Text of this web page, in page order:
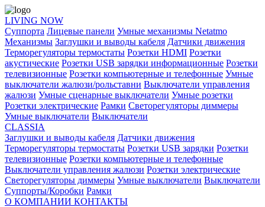
LIVING NOW
Суппорта Лицевые панели Умные механизмы Netatmo
Механизмы Заглушки и выводы кабеля Датчики движения
Терморегуляторы термостаты Розетки HDMI Розетки
акустические Розетки USB зарядки информационные Розетки
телевизионные Розетки компьютерные и телефонные Умные
выключатели жалюзи/рольставни Выключатели управления
жалюзи Умные сценарные выключатели Умные розетки
Розетки электрические Рамки Светорегуляторы диммеры
Умные выключатели Выключатели
CLASSIA
Заглушки и выводы кабеля Датчики движения
Терморегуляторы термостаты Розетки USB зарядки Розетки
телевизионные Розетки компьютерные и телефонные
Выключатели управления жалюзи Розетки электрические
Светорегуляторы диммеры Умные выключатели Выключатели
Суппорты/Коробки Рамки
О КОМПАНИИ КОНТАКТЫ